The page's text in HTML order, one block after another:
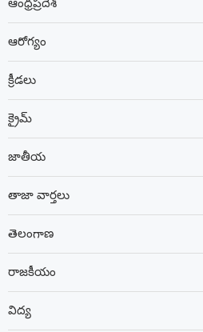
ఆంధ్రప్రదేశ్
ఆరోగ్యం
క్రీడలు
క్రైమ్
జాతీయ
తాజా వార్తలు
తెలంగాణ
రాజకీయం
విద్య